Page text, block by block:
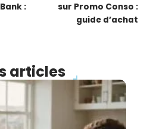
:
sur Promo Conso :
guide d’achat
articles